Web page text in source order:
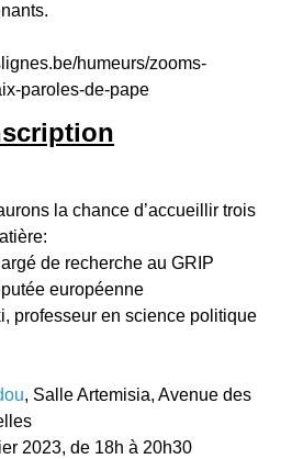
humeurs/zooms-
paroles-de-pape
la chance d’accueillir trois
de recherche au GRIP
européenne
professeur en science politique
, Salle Artemisia, Avenue des
2023, de 18h à 20h30